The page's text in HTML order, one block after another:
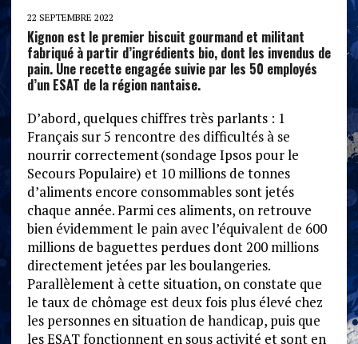
22 SEPTEMBRE 2022
Kignon est le premier biscuit gourmand et militant
fabriqué à partir d’ingrédients bio, dont les invendus de
pain. Une recette engagée suivie par les 50 employés
d’un ESAT de la région nantaise.
D’abord, quelques chiffres très parlants : 1
Français sur 5 rencontre des difficultés à se
nourrir correctement(sondage Ipsos pour le
Secours Populaire) et 10 millions de tonnes
d’aliments encore consommables sont jetés
chaque année. Parmi ces aliments, on retrouve
bien évidemment le pain avec l’équivalent de 600
millions de baguettes perdues dont 200 millions
directement jetées par les boulangeries.
Parallèlement à cette situation, on constate que
le taux de chômage est deux fois plus élevé chez
les personnes en situation de handicap, puis que
les ESAT fonctionnent en sous activité et sont en